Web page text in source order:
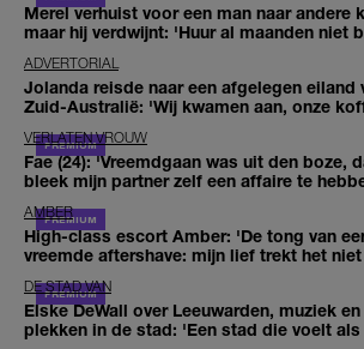
Merel verhuist voor een man naar andere
maar hij verdwijnt: 'Huur al maanden niet
ADVERTORIAL
Jolanda reisde naar een afgelegen eiland
Zuid-Australië: 'Wij kwamen aan, onze
VERLATEN VROUW
Fae (24): 'Vreemdgaan was uit den boze,
bleek mijn partner zelf een affaire te
AMBER
High-class escort Amber: 'De tong van
vreemde aftershave: mijn lief trekt het
DE STAD VAN
Elske DeWall over Leeuwarden, muziek
plekken in de stad: 'Een stad die voelt